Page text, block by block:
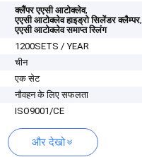
क्लैंपर एएसी आटोक्लेव,
एएसी आटोक्लेव हाइड्रो सिलेंडर क्लैम्पर,
एएसी आटोक्लेव समाप्त स्लिंग
1200SETS / YEAR
चीन
एक सेट
नौवहन के लिए सफलता
ISO9001/CE
और देखो